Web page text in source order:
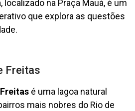
, localizado na Praça Mauá, é um
que explora as questões
Freitas
é uma lagoa natural
mais nobres do Rio de